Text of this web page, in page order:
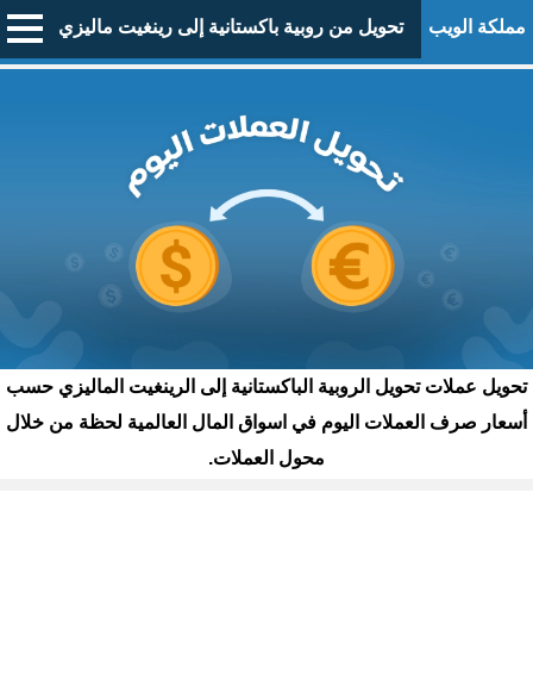
مملكة الويب تحويل من روبية باكستانية إلى رينغيت ماليزي
تحويل عملات تحويل الروبية الباكستانية إلى الرينغيت الماليزي حسب
أسعار صرف العملات اليوم في اسواق المال العالمية لحظة من خلال
محول العملات.